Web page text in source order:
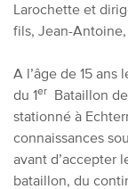
Larochette et
fils, Jean-
A l’âge de 15
du 1er
Bataillon
stationné à
connaissances
avant d’accepter
bataillon, du